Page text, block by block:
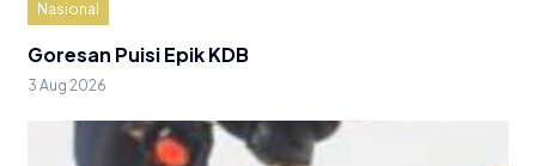
Nasional
Goresan Puisi Epik KDB
3 Aug 2026